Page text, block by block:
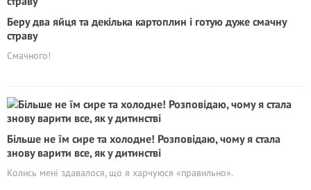
Беру два яйця та декілька картоплин і готую дуже смачну
страву
Смачного!
Більше не їм сире та холодне! Розповідаю, чому я стала
знову варити все, як у дитинстві
Колись мені здавалося, що я харчуюся «правильно».